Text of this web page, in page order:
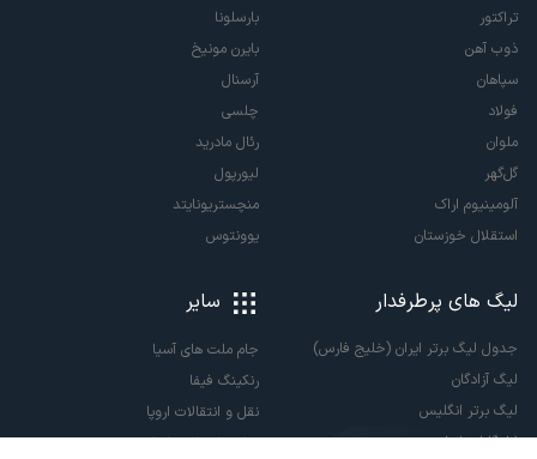
تراکتور
ذوب آهن
سپاهان
فولاد
ملوان
گل‌گهر
آلومینیوم اراک
استقلال خوزستان
بارسلونا
بایرن مونیخ
آرسنال
چلسی
رئال مادرید
لیورپول
منچستریونایتد
یوونتوس
لیگ های پرطرفدار
جدول لیگ برتر ایران (خلیج فارس)
لیگ آزادگان
لیگ برتر انگلیس
لالیگا اسپانیا
سایر
جام ملت های آسیا
رنکینگ فیفا
نقل و انتقالات اروپا
نقل و انتقالات ایران